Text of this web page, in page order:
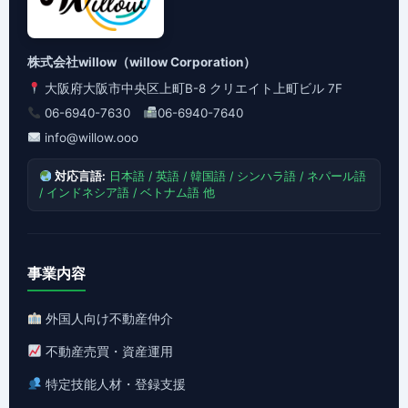
株式会社willow（willow Corporation）
大阪府大阪市中央区上町B-8 クリエイト上町ビル 7F
06-6940-7630
06-6940-7640
info@willow.ooo
対応言語: 日本語 / 英語 / 韓国語 / シンハラ語 / ネパール語
/ インドネシア語 / ベトナム語 他
事業内容
外国人向け不動産仲介
不動産売買・資産運用
特定技能人材・登録支援